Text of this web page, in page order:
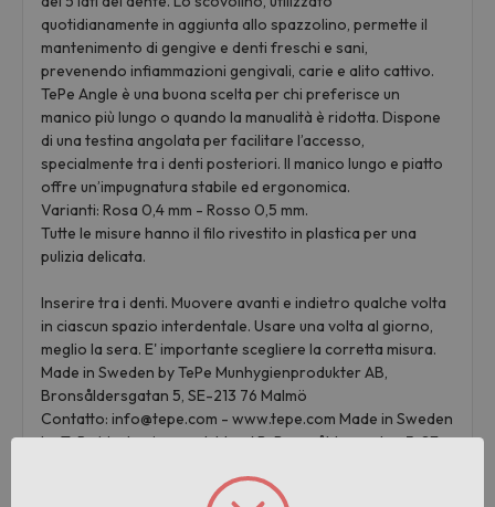
quotidianamente in aggiunta allo spazzolino, permette il
mantenimento di gengive e denti freschi e sani,
prevenendo infiammazioni gengivali, carie e alito cattivo.
TePe Angle è una buona scelta per chi preferisce un
manico più lungo o quando la manualità è ridotta. Dispone
di una testina angolata per facilitare l’accesso,
specialmente tra i denti posteriori. Il manico lungo e piatto
offre un’impugnatura stabile ed ergonomica.
Varianti: Rosa 0,4 mm - Rosso 0,5 mm.
Tutte le misure hanno il filo rivestito in plastica per una
pulizia delicata.
Inserire tra i denti. Muovere avanti e indietro qualche volta
in ciascun spazio interdentale. Usare una volta al giorno,
meglio la sera. E' importante scegliere la corretta misura.
Made in Sweden by TePe Munhygienprodukter AB,
Bronsåldersgatan 5, SE-213 76 Malmö
Contatto: info@tepe.com - www.tepe.com Made in Sweden
by TePe Munhygienprodukter AB, Bronsåldersgatan 5, SE-
Contatto: info@tepe.com - www.tepe.com